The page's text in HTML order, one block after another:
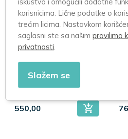
Echinaid 30
550,00
korisnicima. Lične podatke o
trećim licima. Nastavkom
saglasni ste sa našimpravilima
privatnosti
Slažem se